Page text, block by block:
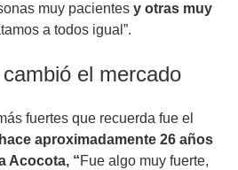
muy pacientes y otras muy
a todos igual”.
el mercado
fuertes que recuerda fue el
aproximadamente 26 años
Acocota, “Fue algo muy fuerte,